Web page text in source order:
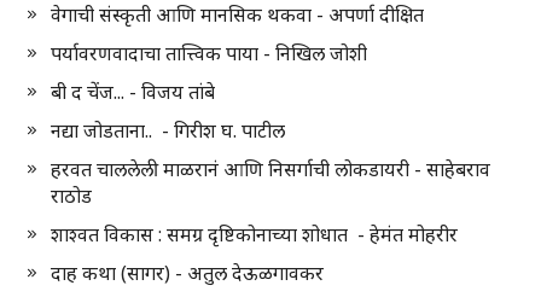
वेगाची संस्कृती आणि मानसिक थकवा - अपर्णा दीक्षित
पर्यावरणवादाचा तात्त्विक पाया - निखिल जोशी
बी द चेंज... - विजय तांबे
नद्या जोडताना.. - गिरीश घ. पाटील
हरवत चाललेली माळरानं आणि निसर्गाची लोकडायरी - साहेबराव
राठोड
शाश्वत विकास : समग्र दृष्टिकोनाच्या शोधात - हेमंत मोहरीर
दाह कथा (सागर) - अतुल देऊळगावकर